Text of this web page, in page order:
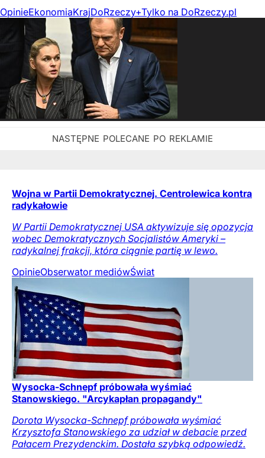
OpinieEkonomiaKrajDoRzeczy+Tylko na DoRzeczy.pl
Wojna w Partii Demokratycznej. Centrolewica kontra
radykałowie
W Partii Demokratycznej USA aktywizuje się opozycja
wobec Demokratycznych Socjalistów Ameryki –
radykalnej frakcji, która ciągnie partię w lewo.
OpinieObserwator mediówŚwiat
Wysocka-Schnepf próbowała wyśmiać
Stanowskiego. "Arcykapłan propagandy"
Dorota Wysocka-Schnepf próbowała wyśmiać
Krzysztofa Stanowskiego za udział w debacie przed
Pałacem Prezydenckim. Dostała szybką odpowiedź.